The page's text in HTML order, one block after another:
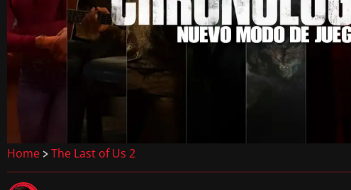
Home > The Last of Us 2